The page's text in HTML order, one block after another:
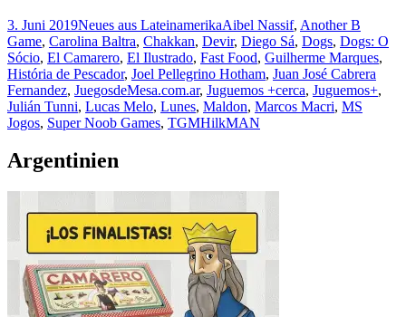
3. Juni 2019Neues aus LateinamerikaAibel Nassif, Another B
Game, Carolina Baltra, Chakkan, Devir, Diego Sá, Dogs, Dogs: O
Sócio, El Camarero, El Ilustrado, Fast Food, Guilherme Marques,
História de Pescador, Joel Pellegrino Hotham, Juan José Cabrera
Fernandez, JuegosdeMesa.com.ar, Juguemos +cerca, Juguemos+,
Julián Tunni, Lucas Melo, Lunes, Maldon, Marcos Macri, MS
Jogos, Super Noob Games, TGMHilkMAN
Argentinien